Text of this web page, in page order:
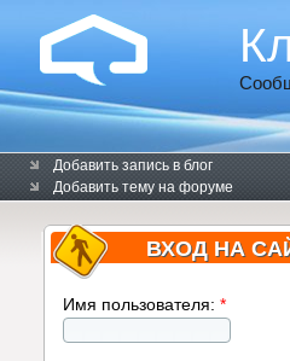
Добавить запись в блог
Добавить тему на форуме
ВХОД НА
Имя пользователя: *